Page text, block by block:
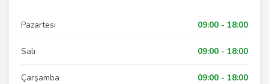
Pazartesi 09:00 - 18:00
Salı 09:00 - 18:00
Çarşamba 09:00 - 18:00